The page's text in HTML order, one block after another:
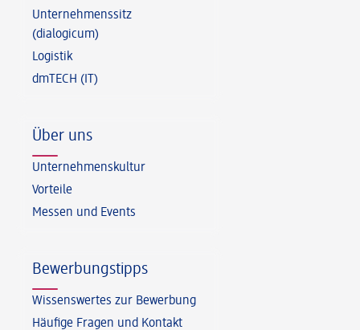
Unternehmenssitz
(dialogicum)
Logistik
dmTECH (IT)
Über uns
Unternehmenskultur
Vorteile
Messen und Events
Bewerbungstipps
Wissenswertes zur Bewerbung
Häufige Fragen und Kontakt